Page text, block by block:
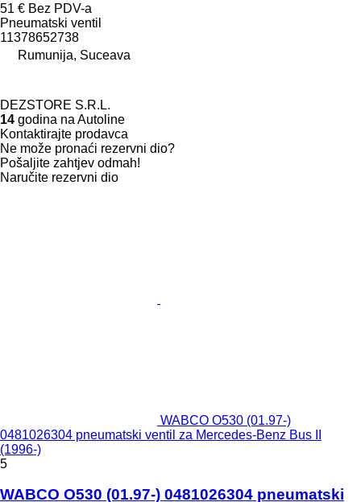
51 € Bez PDV-a
Pneumatski ventil
11378652738
Rumunija, Suceava
DEZSTORE S.R.L.
14 godina na Autoline
Kontaktirajte prodavca
Ne može pronaći rezervni dio?
Pošaljite zahtjev odmah!
Naručite rezervni dio
WABCO O530 (01.97-)
0481026304 pneumatski ventil za Mercedes-Benz Bus II
(1996-)
5
WABCO O530 (01.97-) 0481026304 pneumatski